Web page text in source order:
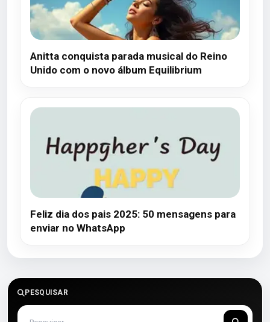
Anitta conquista parada musical do Reino
Unido com o novo álbum Equilibrium
Feliz dia dos pais 2025: 50 mensagens para
enviar no WhatsApp
PESQUISAR